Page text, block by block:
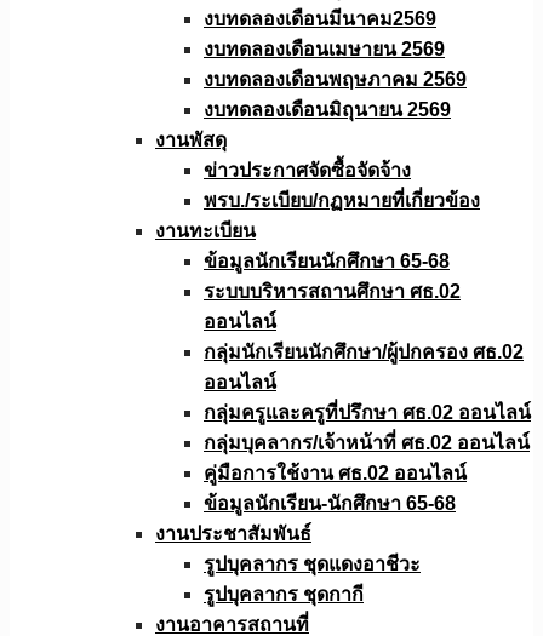
งบทดลองเดือนมีนาคม2569
งบทดลองเดือนเมษายน 2569
งบทดลองเดือนพฤษภาคม 2569
งบทดลองเดือนมิถุนายน 2569
งานพัสดุ
ข่าวประกาศจัดซื้อจัดจ้าง
พรบ./ระเบียบ/กฏหมายที่เกี่ยวข้อง
งานทะเบียน
ข้อมูลนักเรียนนักศึกษา 65-68
ระบบบริหารสถานศึกษา ศธ.02
ออนไลน์
กลุ่มนักเรียนนักศึกษา/ผู้ปกครอง ศธ.02
ออนไลน์
กลุ่มครูและครูที่ปรึกษา ศธ.02 ออนไลน์
กลุ่มบุคลากร/เจ้าหน้าที่ ศธ.02 ออนไลน์
คู่มือการใช้งาน ศธ.02 ออนไลน์
ข้อมูลนักเรียน-นักศึกษา 65-68
งานประชาสัมพันธ์
รูปบุคลากร ชุดแดงอาชีวะ
รูปบุคลากร ชุดกากี
งานอาคารสถานที่